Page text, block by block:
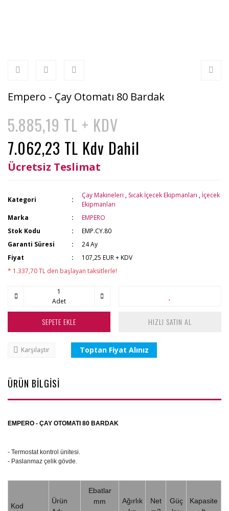
Empero - Çay Otomatı 80 Bardak
5.885,19 TL + KDV
7.062,23 TL Kdv Dahil
Ücretsiz Teslimat
Kategori
Çay Makineleri , Sıcak İçecek Ekipmanları , İçecek
Ekipmanları
Marka
EMPERO
Stok Kodu
EMP.CY.80
Garanti Süresi
24 Ay
Fiyat
107,25 EUR + KDV
* 1.337,70 TL den başlayan taksitlerle!
Adet
SEPETE EKLE HIZLI SATIN AL
Karşılaştır Toptan Fiyat Alınız
ÜRÜN BİLGİSİ
EMPERO - ÇAY OTOMATI 80 BARDAK
- Termostat kontrol ünitesi.
- Paslanmaz çelik gövde.
Kod
Ürün
Ebatlar
mm
Ağırlık
Net
Güç
Kapasite